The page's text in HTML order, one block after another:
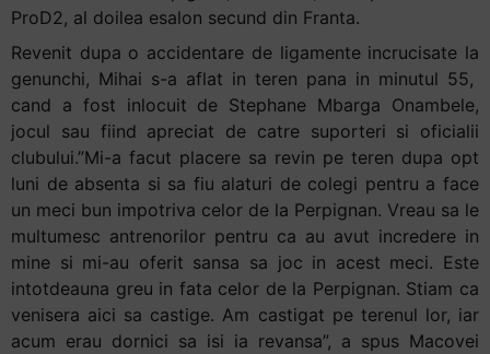
ProD2, al doilea esalon secund din Franta.
Revenit dupa o accidentare de ligamente incrucisate la
genunchi, Mihai s-a aflat in teren pana in minutul 55,
cand a fost inlocuit de Stephane Mbarga Onambele,
jocul sau fiind apreciat de catre suporteri si oficialii
clubului.”Mi-a facut placere sa revin pe teren dupa opt
luni de absenta si sa fiu alaturi de colegi pentru a face
un meci bun impotriva celor de la Perpignan. Vreau sa le
multumesc antrenorilor pentru ca au avut incredere in
mine si mi-au oferit sansa sa joc in acest meci. Este
intotdeauna greu in fata celor de la Perpignan. Stiam ca
venisera aici sa castige. Am castigat pe terenul lor, iar
acum erau dornici sa isi ia revansa”, a spus Macovei